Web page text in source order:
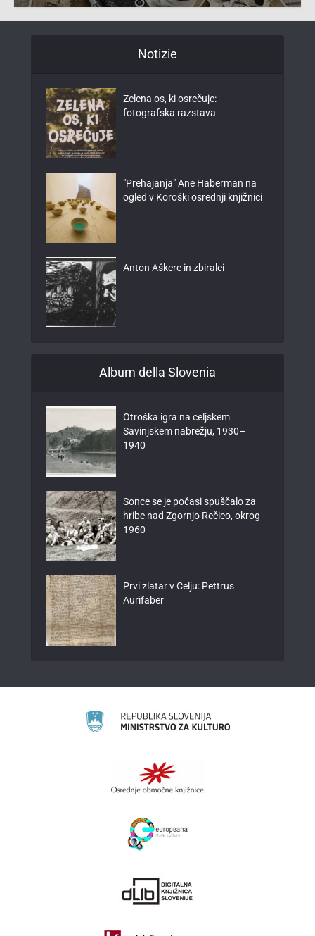
Notizie
Zelena os, ki osrečuje:
fotografska razstava
"Prehajanja" Ane Haberman na
ogled v Koroški osrednji knjižnici
Anton Aškerc in zbiralci
Album della Slovenia
Otroška igra na celjskem
Savinjskem nabrežju, 1930–
1940
Sonce se je počasi spuščalo za
hribe nad Zgornjo Rečico, okrog
1960
Prvi zlatar v Celju: Pettrus
Aurifaber